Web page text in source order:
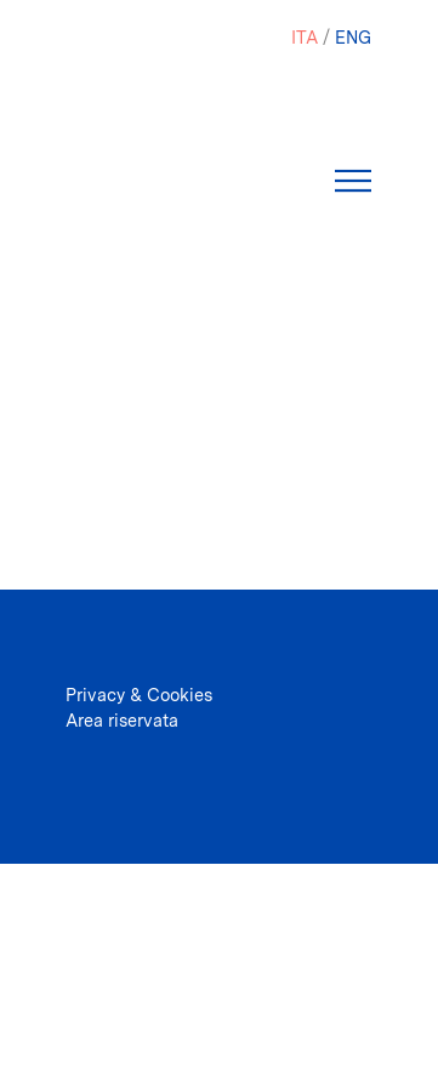
ITA ENG
Privacy & Cookies
Area riservata